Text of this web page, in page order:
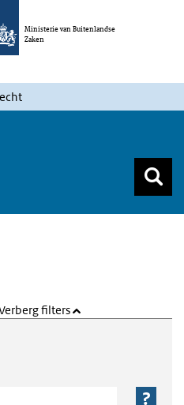
Ministerie van Buitenlandse
Zaken
filters